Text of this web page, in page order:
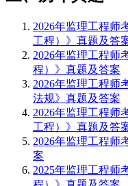
2026年监理工程师
工程）》真题及答
2026年监理工程师
程）》真题及答案
2026年监理工程师
法规》真题及答案
2026年监理工程师
工程）》真题及答
2026年监理工程师
案
2025年监理工程师